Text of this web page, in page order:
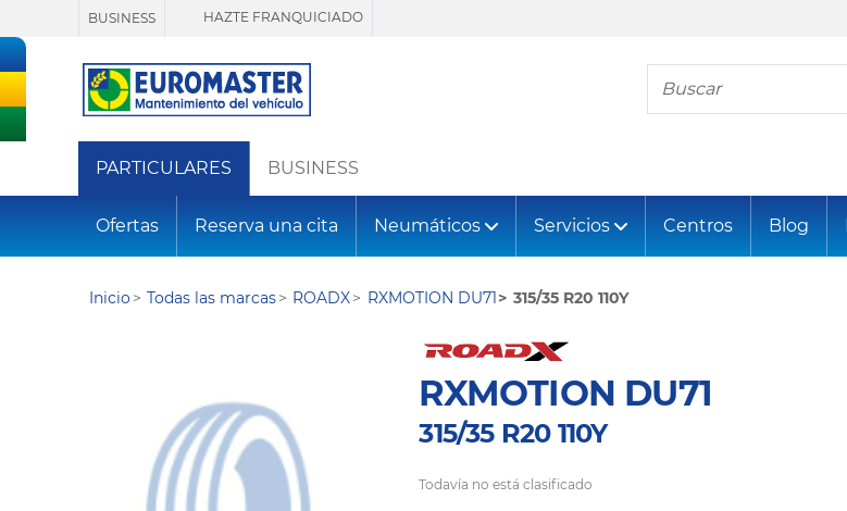
BUSINESS HAZTE FRANQUICIADO
Busca tu neumático
PARTICULARES BUSINESS
Ofertas Reserva una cita Neumáticos Servicios Centros Blog
Inicio Todas las marcas ROADX RXMOTION DU71 315/35 R20 110Y
RXMOTION DU71
315/35 R20 110Y
Todavía no está clasificado